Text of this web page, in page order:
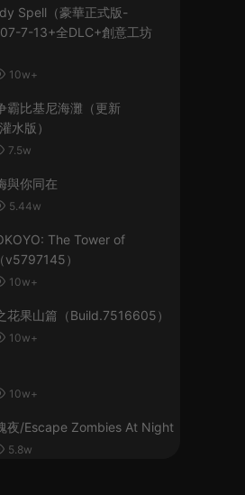
Spell（豪華正式版-
7-13+全DLC+創意工坊
10w+
霸比基尼海灘（更新
水版）
7.5w
與你同在
5.44w
The Tower of
）
10w+
花果山篇（Build.7516605）
10w+
10w+
夜/Escape Zombies At Night
5.8w